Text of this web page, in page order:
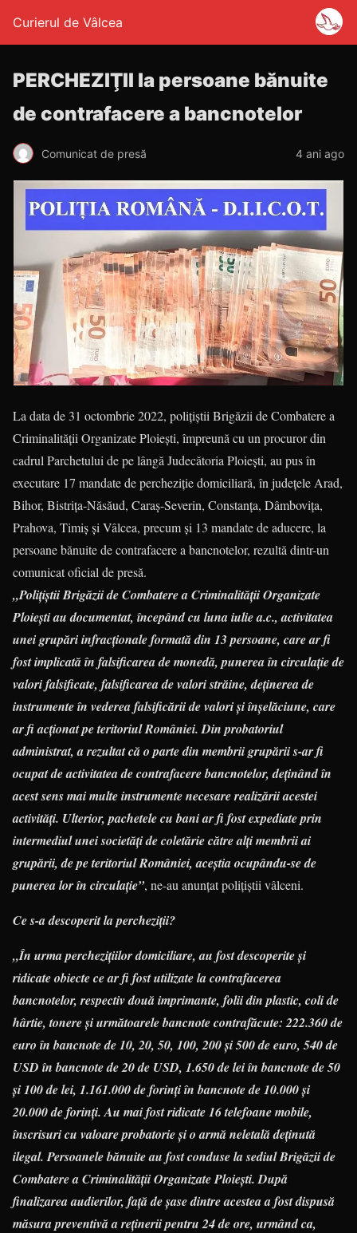
Curierul de Vâlcea
PERCHEZIŢII la persoane bănuite
de contrafacere a bancnotelor
Comunicat de presă 4 ani ago
La data de 31 octombrie 2022, polițiștii Brigăzii de Combatere a
Criminalității Organizate Ploiești, împreună cu un procuror din
cadrul Parchetului de pe lângă Judecătoria Ploiești, au pus în
executare 17 mandate de percheziție domiciliară, în județele Arad,
Bihor, Bistrița-Năsăud, Caraș-Severin, Constanța, Dâmbovița,
Prahova, Timiș și Vâlcea, precum și 13 mandate de aducere, la
persoane bănuite de contrafacere a bancnotelor, rezultă dintr-un
comunicat oficial de presă.
„Polițiștii Brigăzii de Combatere a Criminalității Organizate
Ploiești au documentat, începând cu luna iulie a.c., activitatea
unei grupări infracționale formată din 13 persoane, care ar fi
fost implicată în falsificarea de monedă, punerea în circulație de
valori falsificate, falsificarea de valori străine, deținerea de
instrumente în vederea falsificării de valori și înșelăciune, care
ar fi acționat pe teritoriul României. Din probatoriul
administrat, a rezultat că o parte din membrii grupării s-ar fi
ocupat de activitatea de contrafacere bancnotelor, deținând în
acest sens mai multe instrumente necesare realizării acestei
activități. Ulterior, pachetele cu bani ar fi fost expediate prin
intermediul unei societăți de coletărie către alți membrii ai
grupării, de pe teritoriul României, aceștia ocupându-se de
punerea lor în circulație”, ne-au anunțat polițiștii vâlceni.
Ce s-a descoperit la percheziții?
„În urma perchezițiilor domiciliare, au fost descoperite și
ridicate obiecte ce ar fi fost utilizate la contrafacerea
bancnotelor, respectiv două imprimante, folii din plastic, coli de
hârtie, tonere și următoarele bancnote contrafăcute: 222.360 de
euro în bancnote de 10, 20, 50, 100, 200 și 500 de euro, 540 de
USD în bancnote de 20 de USD, 1.650 de lei în bancnote de 50
și 100 de lei, 1.161.000 de forinți în bancnote de 10.000 și
20.000 de forinţi. Au mai fost ridicate 16 telefoane mobile,
înscrisuri cu valoare probatorie și o armă neletală deținută
ilegal. Persoanele bănuite au fost conduse la sediul Brigăzii de
Combatere a Criminalității Organizate Ploieşti. După
finalizarea audierilor, față de șase dintre acestea a fost dispusă
măsura preventivă a reținerii pentru 24 de ore, urmând ca,